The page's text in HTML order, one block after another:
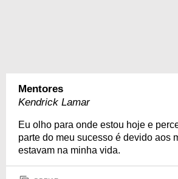
Mentores
Kendrick Lamar
Eu olho para onde estou hoje e
parte do meu sucesso é devido aos
estavam na minha vida.